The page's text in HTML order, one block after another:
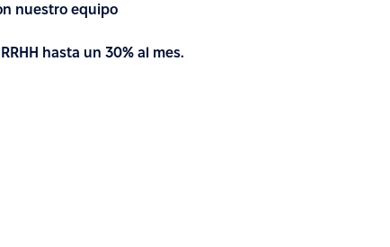
nuestro equipo
hasta un 30% al mes.